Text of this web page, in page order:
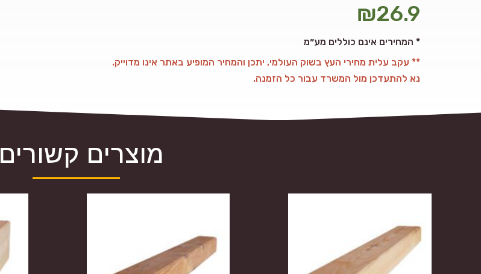
ממ ₪26.9
המחירים אינם כוללים מע״מ *
** עקב עלית מחירי העץ בשוק העולמי, יתכן והמחיר המופיע באתר אינו מדוייק.
נא להתעדכן מול המשרד עבור כל הזמנה.
מוצרים קשורים